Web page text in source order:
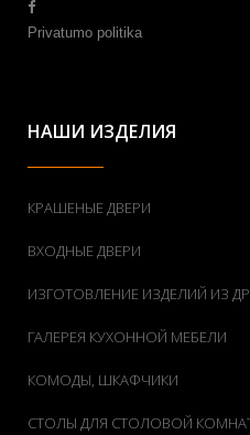
Privatumo politika
НАШИ ИЗДЕЛИЯ
КРАШЕНЫЕ ДВЕРИ
ВХОДНЫЕ ДВЕРИ
ИЗГОТОВЛЕНИЕ ИЗДЕЛИЙ ИЗ
ГАЛЕРЕЯ КУХОННОЙ МЕБЕЛИ
КОМОДЫ, ШКАФЧИКИ
СТОЛЫ ДЛЯ СТОЛОВОЙ